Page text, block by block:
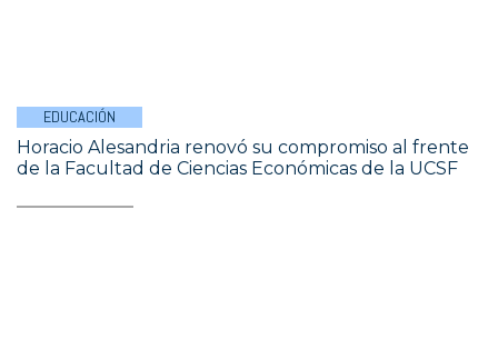
EDUCACIÓN
Horacio Alesandria renovó su compromiso al frente
de la Facultad de Ciencias Económicas de la UCSF